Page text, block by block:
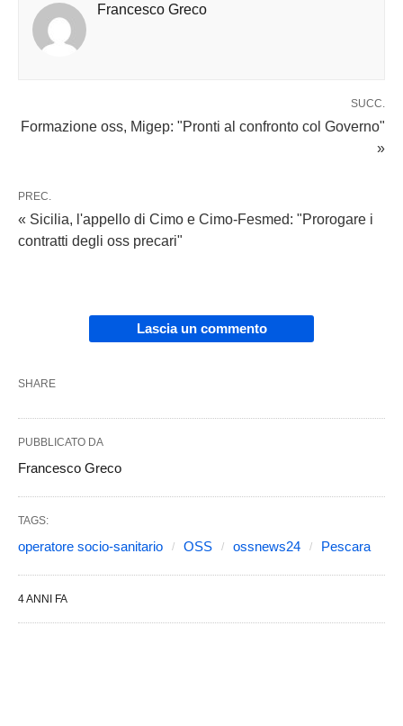
Francesco Greco
SUCC.
Formazione oss, Migep: "Pronti al confronto col Governo"
»
PREC.
« Sicilia, l'appello di Cimo e Cimo-Fesmed: "Prorogare i
contratti degli oss precari"
Lascia un commento
SHARE
PUBBLICATO DA
Francesco Greco
TAGS:
operatore socio-sanitario OSS ossnews24 Pescara
4 ANNI FA